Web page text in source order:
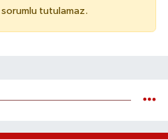
tutulamaz.